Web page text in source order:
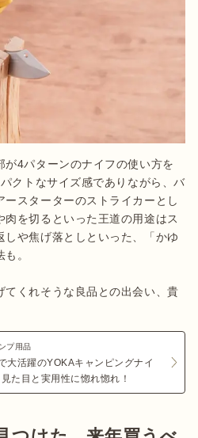
4パターンのナイフの使い方を
クトなサイズ感でありながら、バ
ースターターのストライカーとし
を切るといった王道の用途はス
しや焦げ落としといった、「かゆ
。
てくれそうな良品との出会い、貴
プ用品
大活躍のYOKAキャンピングナイ
た目と実用性に惚れ惚れ！